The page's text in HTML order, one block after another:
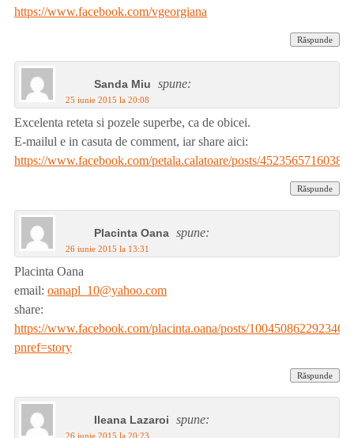
https://www.facebook.com/vgeorgiana
Răspunde
Sanda Miu spune:
25 iunie 2015 la 20:08
Excelenta reteta si pozele superbe, ca de obicei.
E-mailul e in casuta de comment, iar share aici:
https://www.facebook.com/petala.calatoare/posts/452356571603843
Răspunde
Placinta Oana spune:
26 iunie 2015 la 13:31
Placinta Oana
email: oanapl_10@yahoo.com
share:
https://www.facebook.com/placinta.oana/posts/
pnref=story
Răspunde
Ileana Lazaroi spune:
26 iunie 2015 la 20:23